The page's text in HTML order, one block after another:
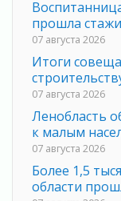
прошла
07 августа 2026
Итоги
07 августа 2026
Ленобласть
к малым
07 августа 2026
Более 1,5
области